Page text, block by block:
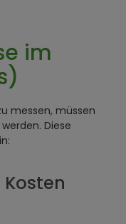
im
messen, müssen
Diese